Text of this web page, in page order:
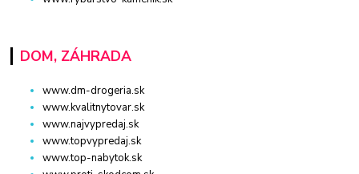
DOM, ZÁHRADA
www.dm-drogeria.sk
www.kvalitnytovar.sk
www.najvypredaj.sk
www.topvypredaj.sk
www.top-nabytok.sk